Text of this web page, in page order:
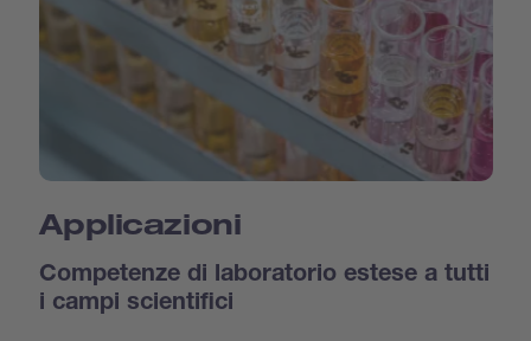
Applicazioni
Competenze di laboratorio estese a tutti
i campi scientifici